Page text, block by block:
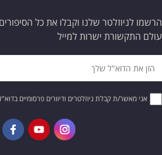
הרשמו לניוזלטר שלנו וקבלו את כל
עולם התקשורת ישרות למייל
אני מאשר/ת קבלת ניוזלטרים ודיוורים פרסומיים